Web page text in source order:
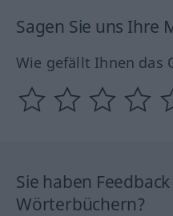
Sagen Sie uns Ihre
Wie gefällt Ihnen das
Sie haben
Wörterbüchern?